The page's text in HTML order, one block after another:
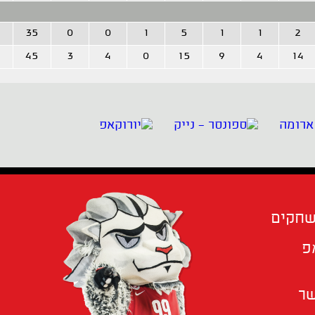
2
1
1
5
1
0
0
35
14
4
9
15
0
4
3
45